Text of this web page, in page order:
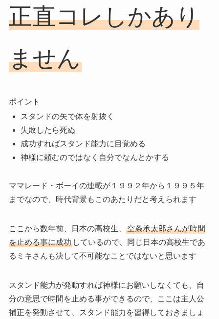
正直コレしかあり
ません
ポイント
スタンドの矢で体を射抜く
失敗したら死ぬ
成功すればスタンド能力に目覚める
神様に頼むのではなく自分でなんとかする
ママレード・ボーイの連載が１９９２年から１９９５年
までなので、時代背景もこのあたりだと考えられます
ここから数年前、日本の高校生、 空条承太郎さんが時間
を止める事に成功しているので、同じ日本の高校生であ
るミキさんも決して不可能なことではないと思います
スタンド能力が発動すれば神様にお願いしなくても、
自
分の意思で時間を止める事ができるので、ここは主人公
補正を発動させて、スタンド能力を習得しておきましょ